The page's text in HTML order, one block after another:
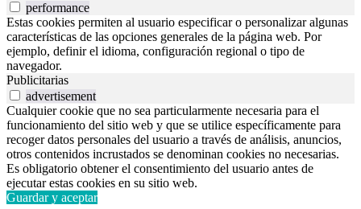
performance
Estas cookies permiten al usuario especificar o personalizar algunas
características de las opciones generales de la página web. Por
ejemplo, definir el idioma, configuración regional o tipo de
navegador.
Publicitarias
advertisement
Cualquier cookie que no sea particularmente necesaria para el
funcionamiento del sitio web y que se utilice específicamente para
recoger datos personales del usuario a través de análisis, anuncios,
otros contenidos incrustados se denominan cookies no necesarias.
Es obligatorio obtener el consentimiento del usuario antes de
ejecutar estas cookies en su sitio web.
Guardar y aceptar